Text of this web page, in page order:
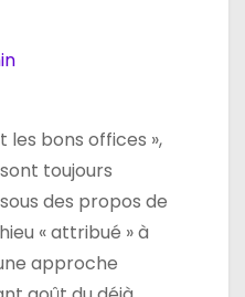
les bons offices »,
sont toujours
des propos de
« attribué » à
approche